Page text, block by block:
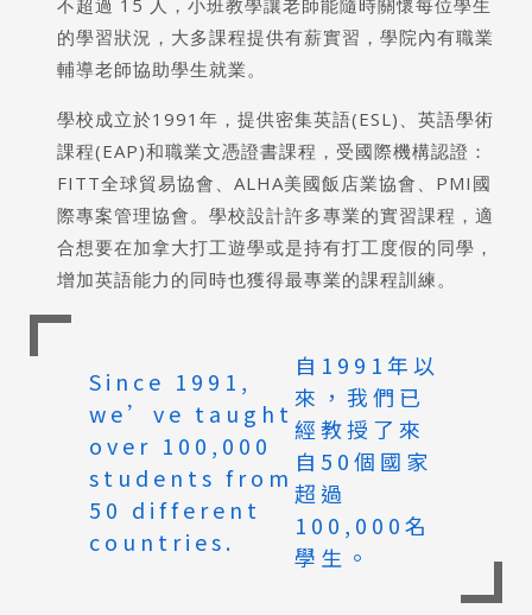
不超過 15 人，小班教學讓老師能隨時關懷每位學生
的學習狀況，大多課程提供有薪實習，學院內有職業
輔導老師協助學生就業。
學校成立於1991年，提供密集英語(ESL)、英語學術
課程(EAP)和職業文憑證書課程，受國際機構認證：
FITT全球貿易協會、ALHA美國飯店業協會、PMI國
際專案管理協會。學校設計許多專業的實習課程，適
合想要在加拿大打工遊學或是持有打工度假的同學，
增加英語能力的同時也獲得最專業的課程訓練。
Since 1991,
we’ve taught
over 100,000
students from
50 different
countries.
⾃1991年以
來，我們已
經教授了來
⾃50個國家
超過
100,000名
學⽣。